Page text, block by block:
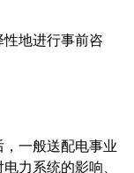
地进行事前咨
一般送配电事业
力系统的影响、